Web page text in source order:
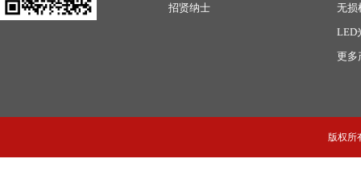
招贤纳士
无损
LED
更多
版权所